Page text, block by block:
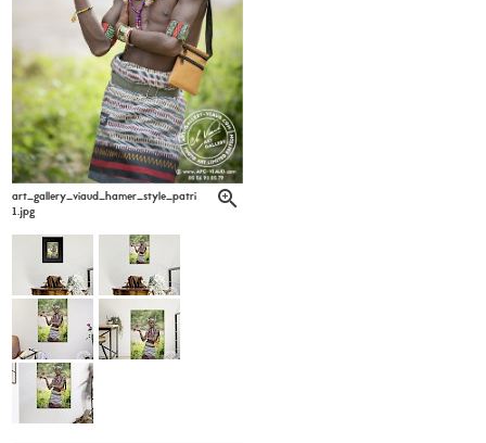
art_gallery_viaud_hamer_style_patrick_labarrere6-
1.jpg